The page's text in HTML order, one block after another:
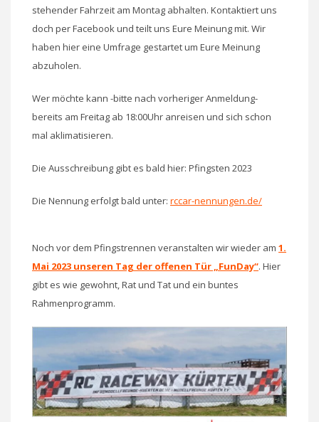
stehender Fahrzeit am Montag abhalten. Kontaktiert uns
doch per Facebook und teilt uns Eure Meinung mit. Wir
haben hier eine Umfrage gestartet um Eure Meinung
abzuholen.
Wer möchte kann -bitte nach vorheriger Anmeldung-
bereits am Freitag ab 18:00Uhr anreisen und sich schon
mal aklimatisieren.
Die Ausschreibung gibt es bald hier: Pfingsten 2023
Die Nennung erfolgt bald unter: rccar-nennungen.de/
Noch vor dem Pfingstrennen veranstalten wir wieder am 1.
Mai 2023 unseren Tag der offenen Tür „FunDay“. Hier
gibt es wie gewohnt, Rat und Tat und ein buntes
Rahmenprogramm.